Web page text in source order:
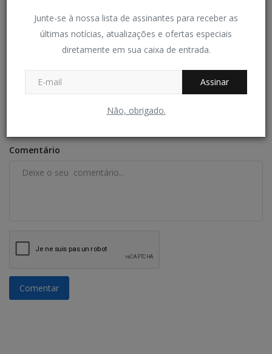
Junte-se à nossa lista de assinantes para receber as
últimas notícias, atualizações e ofertas especiais
diretamente em sua caixa de entrada.
Assinar
Não, obrigado.
COMENTÁRIOS
E-mail
Comentário
Comentar